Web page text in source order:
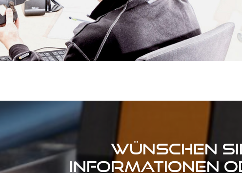
Wünschen
Informationen